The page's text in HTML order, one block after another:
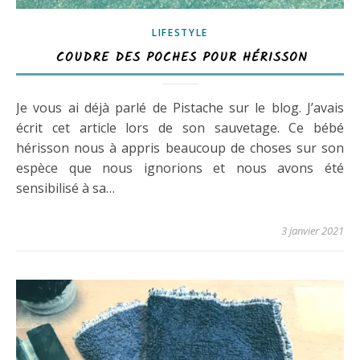
LIFESTYLE
COUDRE DES POCHES POUR HÉRISSON
Je vous ai déjà parlé de Pistache sur le blog. J’avais
écrit cet article lors de son sauvetage. Ce bébé
hérisson nous à appris beaucoup de choses sur son
espèce que nous ignorions et nous avons été
sensibilisé à sa…
3 janvier 2021